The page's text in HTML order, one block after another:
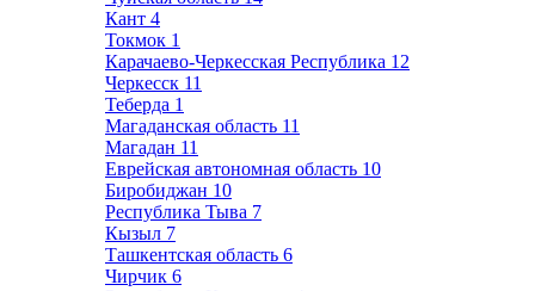
Кант 4
Токмок 1
Карачаево-Черкесская Республика 12
Черкесск 11
Теберда 1
Магаданская область 11
Магадан 11
Еврейская автономная область 10
Биробиджан 10
Республика Тыва 7
Кызыл 7
Ташкентская область 6
Чирчик 6